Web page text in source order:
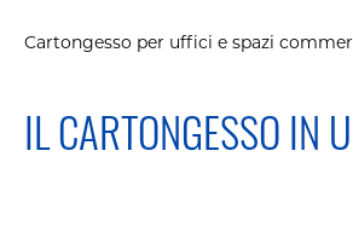
Cartongesso per uffici e spazi
IL CARTONGESSO IN